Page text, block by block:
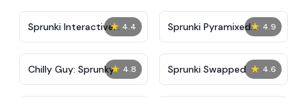
★ 4.4
Sprunki Interactive
Tunner
★ 4.9
Sprunki Pyramixed
Phase 5
★ 4.8
Chilly Guy: Sprunky ★ 4.6
Sprunki Swapped